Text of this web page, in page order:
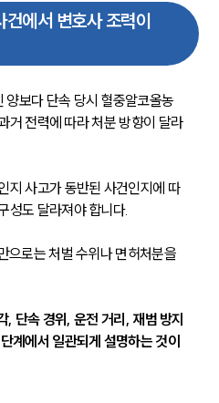
상담예약
에서 변호사 조력이
보다 단속 당시 혈중알코올농
거 전력에 따라 처분 방향이 달라
지 사고가 동반된 사건인지에 따
성도 달라져야 합니다.
으로는 처벌 수위나 면허처분을
, 단속 경위, 운전 거리, 재범 방지
계에서 일관되게 설명하는 것이